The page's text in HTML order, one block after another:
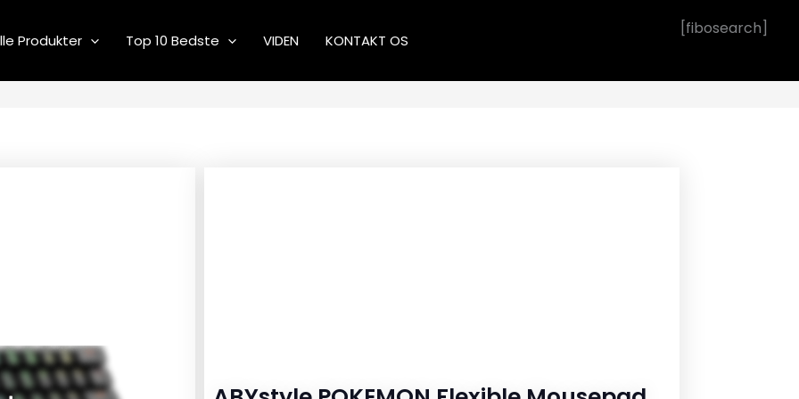
Produkter Top 10 Bedste VIDEN KONTAKT OS
[fibosearch]